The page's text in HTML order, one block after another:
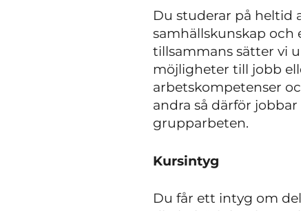
Du studerar på heltid
samhällskunskap och
tillsammans sätter vi
möjligheter till jobb
arbetskompetenser
andra så därför
grupparbeten.
Kursintyg
Du får ett intyg om